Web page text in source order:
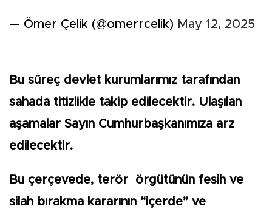
— Ömer Çelik (@omerrcelik) May 12, 2025
Bu süreç devlet kurumlarımız tarafından
sahada titizlikle takip edilecektir. Ulaşılan
aşamalar Sayın Cumhurbaşkanımıza arz
edilecektir.
Bu çerçevede, terör örgütünün fesih ve
silah bırakma kararının “içerde” ve